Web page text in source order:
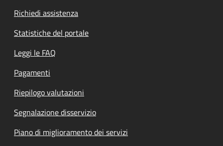
Richiedi assistenza
Statistiche del portale
Leggi le FAQ
Pagamenti
Riepilogo valutazioni
Segnalazione disservizio
Piano di miglioramento dei servizi